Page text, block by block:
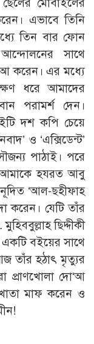
এভাবে তিনি
তিন বার ফোন
সাথে
করেন। এর মধ্যে
ধরে আমাদের
পরামর্শ দেন।
দশ কপি চেয়ে
ও ‘এক্সিডেন্ট’
পাঠাই। পরে
আমাকে হযরত আবু
‘আল-ছহীফাহ
করেন। যেটি তাঁর
ছিদ্দীকী
বইয়ের সাথে
তাঁর হঠাৎ মৃত্যুর
প্রাণখোলা দো‘আ
মাফ করেন ও